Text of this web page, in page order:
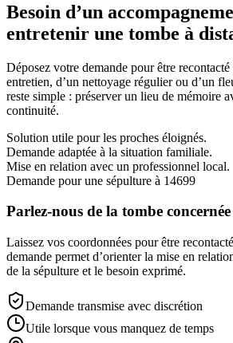
Besoin d’un
entretenir une tombe à
Déposez votre demande pour être recontacté
entretien, d’un nettoyage régulier ou d’un
reste simple : préserver un lieu de mémoire
continuité.
Solution utile pour les proches éloignés.
Demande adaptée à la situation familiale.
Mise en relation avec un professionnel local.
Demande pour une sépulture à 14699
Parlez-nous de la tombe concernée
Laissez vos coordonnées pour être
demande permet d’orienter la mise en
de la sépulture et le besoin exprimé.
Demande transmise avec discrétion
Utile lorsque vous manquez de temps